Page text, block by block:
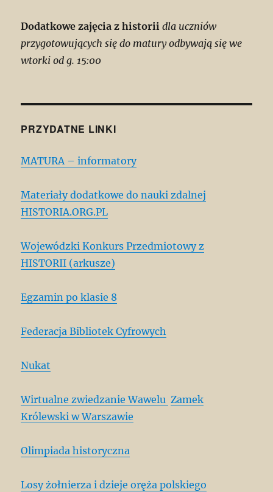
Dodatkowe zajęcia z historii dla uczniów
przygotowujących się do matury odbywają się we
wtorki od g. 15:00
PRZYDATNE LINKI
MATURA – informatory
Materiały dodatkowe do nauki zdalnej
HISTORIA.ORG.PL
Wojewódzki Konkurs Przedmiotowy z
HISTORII (arkusze)
Egzamin po klasie 8
Federacja Bibliotek Cyfrowych
Nukat
Wirtualne zwiedzanie Wawelu Zamek
Królewski w Warszawie
Olimpiada historyczna
Losy żołnierza i dzieje oręża polskiego